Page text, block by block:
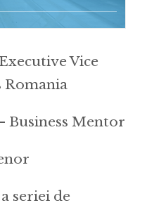
Vice
Romania
Business Mentor
seriei de